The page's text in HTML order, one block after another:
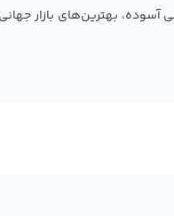
آسوده، بهترین‌های بازار جهانی